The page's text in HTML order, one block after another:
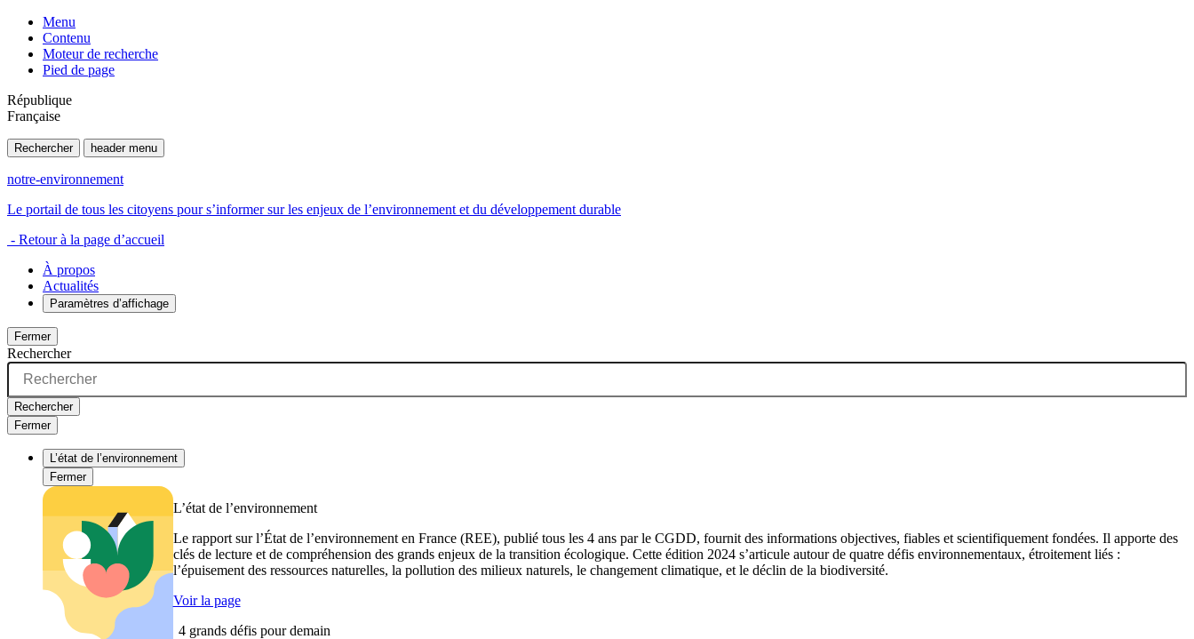
Menu
Contenu
Moteur de recherche
Pied de page
République
Française
Rechercher header menu
notre-environnement
Le portail de tous les citoyens pour s’informer sur les enjeux de l’environnement et du développement durable
- Retour à la page d’accueil
À propos
Actualités
Paramètres d’affichage
Fermer
Rechercher
Rechercher
Fermer
L’état de l’environnement
Fermer
L’état de l’environnement
Le rapport sur l’État de l’environnement en France (REE), publié tous les 4 ans par le CGDD, fournit des informations objectives, fiables et scientifiquement fondées. Il apporte des
clés de lecture et de compréhension des grands enjeux de la transition écologique. Cette édition 2024 s’articule autour de quatre défis environnementaux, étroitement liés :
l’épuisement des ressources naturelles, la pollution des milieux naturels, le changement climatique, et le déclin de la biodiversité.
Voir la page
4 grands défis pour demain